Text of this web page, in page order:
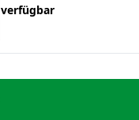
verfügbar